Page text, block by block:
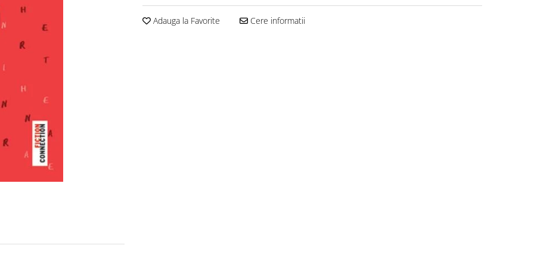
Adauga la Favorite Cere informatii